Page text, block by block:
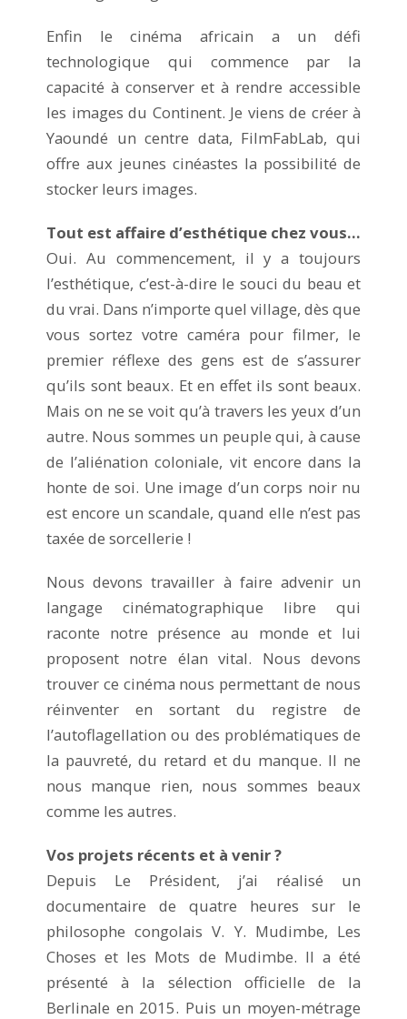
Enfin le cinéma africain a un défi
technologique qui commence par la
capacité à conserver et à rendre accessible
les images du Continent. Je viens de créer à
Yaoundé un centre data, FilmFabLab, qui
offre aux jeunes cinéastes la possibilité de
stocker leurs images.
Tout est affaire d’esthétique chez vous…
Oui. Au commencement, il y a toujours
l’esthétique, c’est-à-dire le souci du beau et
du vrai. Dans n’importe quel village, dès que
vous sortez votre caméra pour filmer, le
premier réflexe des gens est de s’assurer
qu’ils sont beaux. Et en effet ils sont beaux.
Mais on ne se voit qu’à travers les yeux d’un
autre. Nous sommes un peuple qui, à cause
de l’aliénation coloniale, vit encore dans la
honte de soi. Une image d’un corps noir nu
est encore un scandale, quand elle n’est pas
taxée de sorcellerie !
Nous devons travailler à faire advenir un
langage cinématographique libre qui
raconte notre présence au monde et lui
proposent notre élan vital. Nous devons
trouver ce cinéma nous permettant de nous
réinventer en sortant du registre de
l’autoflagellation ou des problématiques de
la pauvreté, du retard et du manque. Il ne
nous manque rien, nous sommes beaux
comme les autres.
Vos projets récents et à venir ?
Depuis Le Président, j’ai réalisé un
documentaire de quatre heures sur le
philosophe congolais V. Y. Mudimbe, Les
Choses et les Mots de Mudimbe. Il a été
présenté à la sélection officielle de la
Berlinale en 2015. Puis un moyen-métrage